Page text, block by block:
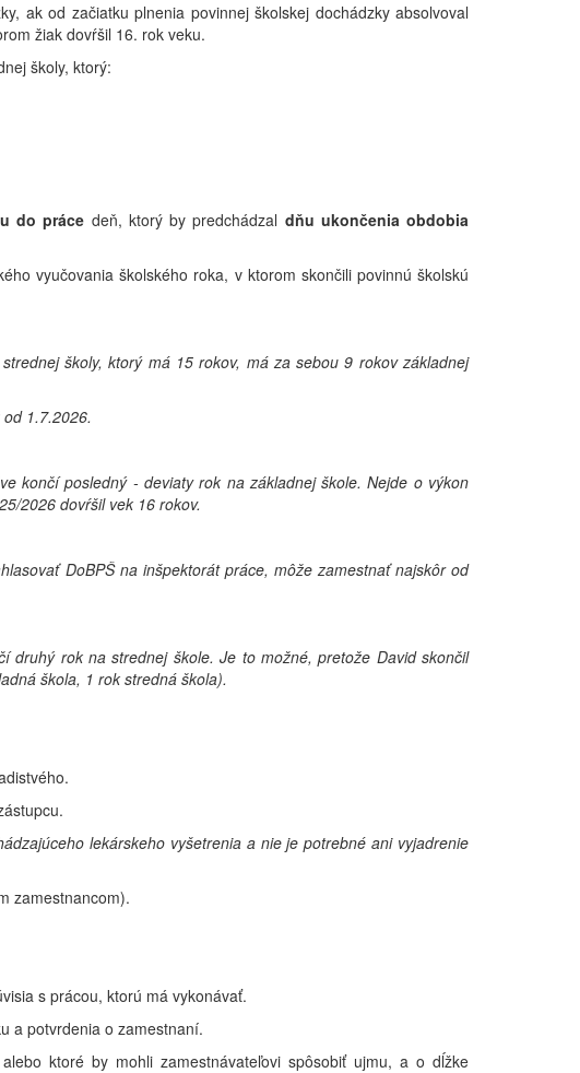
ak od začiatku plnenia povinnej školskej dochádzky absolvoval
žiak dovŕšil 16. rok veku.
školy, ktorý:
do práce deň, ktorý by predchádzal dňu ukončenia obdobia
vyučovania školského roka, v ktorom skončili povinnú školskú
školy, ktorý má 15 rokov, má za sebou 9 rokov základnej
1.7.2026.
končí posledný - deviaty rok na základnej škole. Nejde o výkon
2026 dovŕšil vek 16 rokov.
DoBPŠ na inšpektorát práce, môže zamestnať najskôr od
druhý rok na strednej škole. Je to možné, pretože David skončil
škola, 1 rok stredná škola).
lekárskeho vyšetrenia a nie je potrebné ani vyjadrenie
zamestnancom).
s prácou, ktorú má vykonávať.
a potvrdenia o zamestnaní.
ktoré by mohli zamestnávateľovi spôsobiť ujmu, a o dĺžke